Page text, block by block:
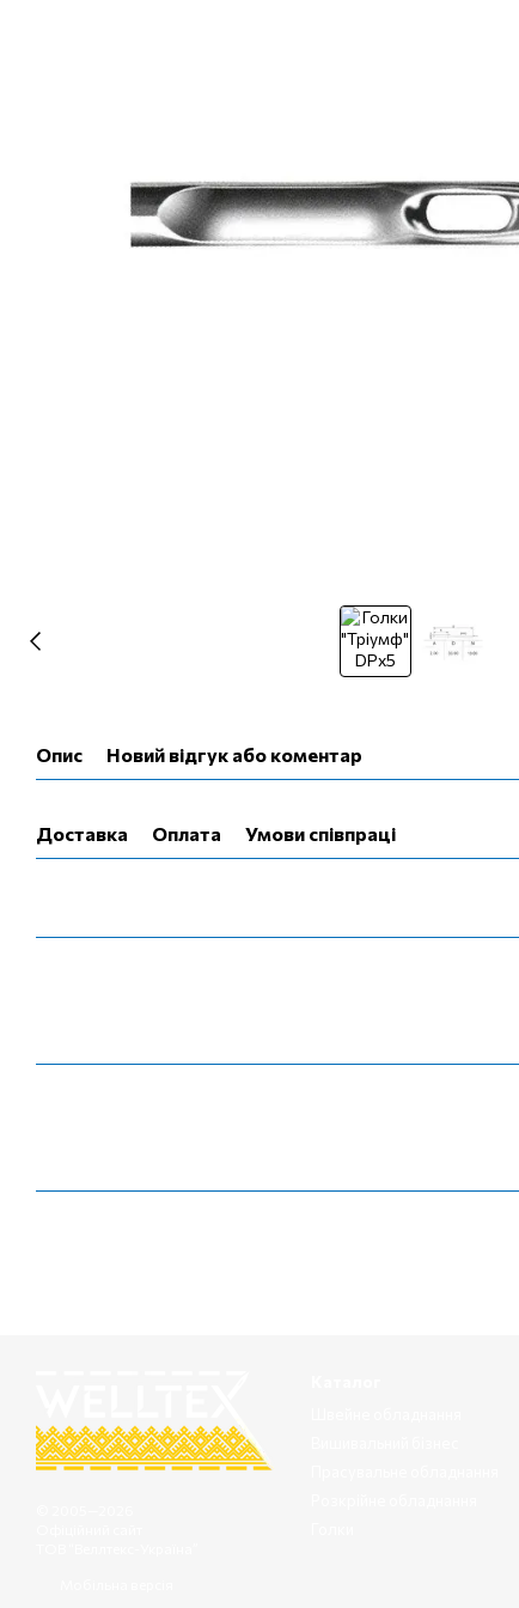
Опис Новий відгук або коментар
Доставка Оплата Умови співпраці